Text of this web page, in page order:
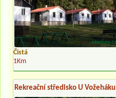
Čistá
1Km
Rekreační středisko U Vožeháku